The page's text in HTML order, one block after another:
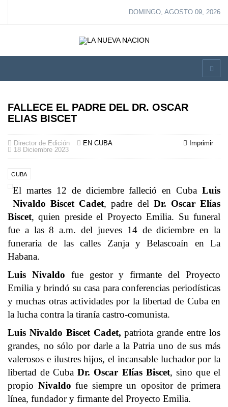
DOMINGO, AGOSTO 09, 2026
FALLECE EL PADRE DEL DR. OSCAR
ELIAS BISCET
Imprimir
Director de Edición
EN CUBA
18 Diciembre 2023
CUBA
El martes 12 de diciembre falleció en Cuba Luis
Nivaldo Biscet Cadet, padre del Dr. Oscar Elías
Biscet, quien preside el Proyecto Emilia. Su funeral
fue a las 8 a.m. del jueves 14 de diciembre en la
funeraria de las calles Zanja y Belascoaín en La
Habana.
Luis Nivaldo fue gestor y firmante del Proyecto
Emilia y brindó su casa para conferencias periodísticas
y muchas otras actividades por la libertad de Cuba en
la lucha contra la tiranía castro-comunista.
Luis Nivaldo Biscet Cadet, patriota grande entre los
grandes, no sólo por darle a la Patria uno de sus más
valerosos e ilustres hijos, el incansable luchador por la
libertad de CubaDr. Oscar Elías Biscet, sino que el
propio Nivaldo fue siempre un opositor de primera
línea, fundador y firmante del Proyecto Emilia.